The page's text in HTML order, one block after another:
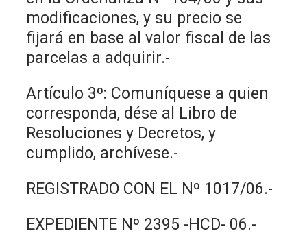
modificaciones, y su precio se
fijará en base al valor fiscal de las
parcelas a adquirir.-
Artículo 3º: Comuníquese a quien
corresponda, dése al Libro de
Resoluciones y Decretos, y
cumplido, archívese.-
REGISTRADO CON EL Nº 1017/06.-
EXPEDIENTE Nº 2395 -HCD- 06.-